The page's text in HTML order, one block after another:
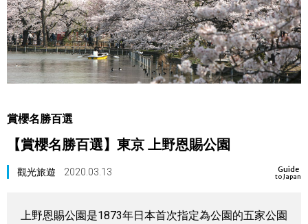
Español
العربية
深度報導
新聞
視覺日本
臺灣香港
賞櫻名勝百選
【賞櫻名勝百選】東京 上野恩賜公園
Guide
to Japan
觀光旅遊 2020.03.13
上野恩賜公園是1873年日本首次指定為公園的五家公園